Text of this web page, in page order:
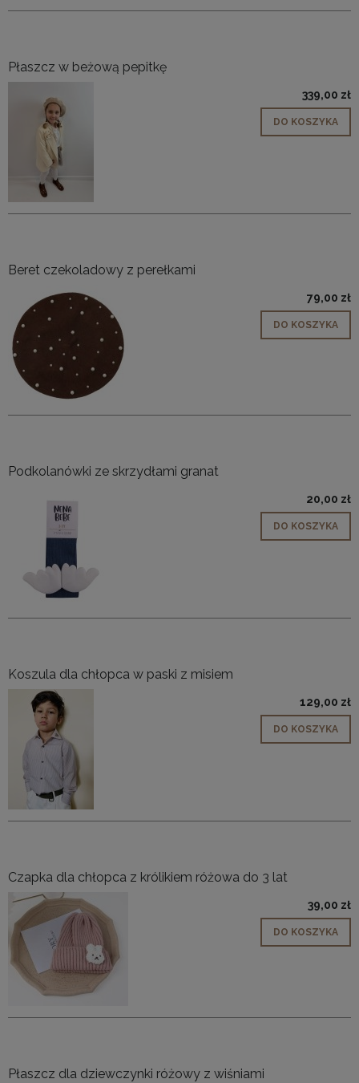
Płaszcz w beżową pepitkę
339,00 zł
DO KOSZYKA
Beret czekoladowy z perełkami
79,00 zł
DO KOSZYKA
Podkolanówki ze skrzydłami granat
20,00 zł
DO KOSZYKA
Koszula dla chłopca w paski z misiem
129,00 zł
DO KOSZYKA
Czapka dla chłopca z królikiem różowa do 3 lat
39,00 zł
DO KOSZYKA
Płaszcz dla dziewczynki różowy z wiśniami